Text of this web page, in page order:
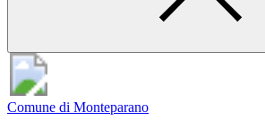
Comune di Monteparano